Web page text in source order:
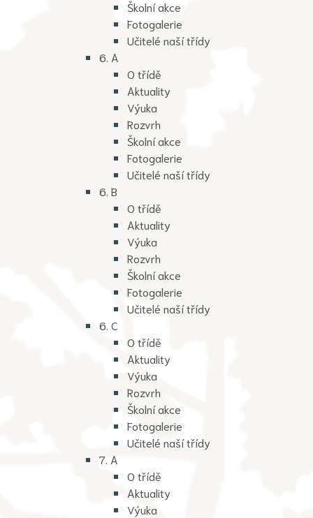
Školní akce
Fotogalerie
Učitelé naší třídy
6. A
O třídě
Aktuality
Výuka
Rozvrh
Školní akce
Fotogalerie
Učitelé naší třídy
6. B
O třídě
Aktuality
Výuka
Rozvrh
Školní akce
Fotogalerie
Učitelé naší třídy
6. C
O třídě
Aktuality
Výuka
Rozvrh
Školní akce
Fotogalerie
Učitelé naší třídy
7. A
O třídě
Aktuality
Výuka